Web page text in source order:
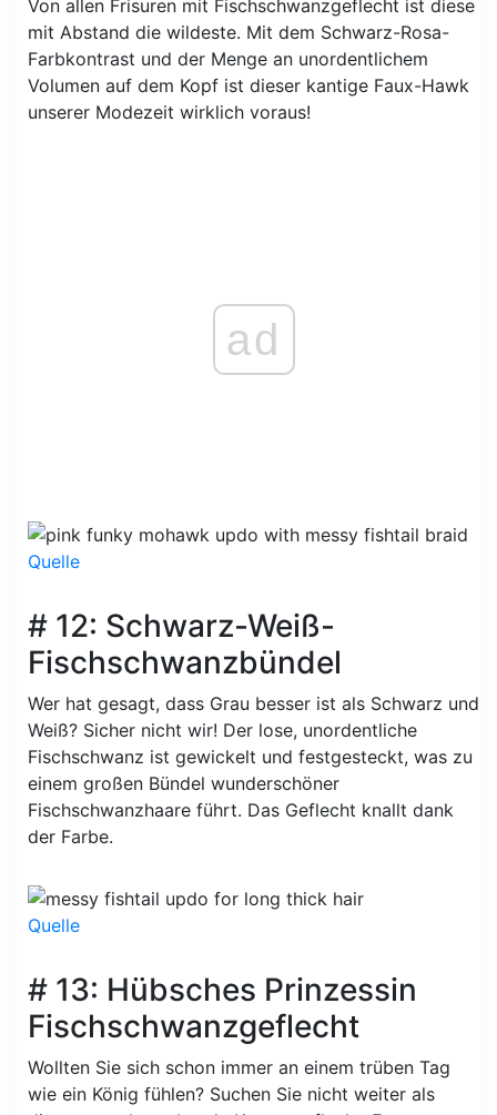
Von allen Frisuren mit Fischschwanzgeflecht ist diese
mit Abstand die wildeste. Mit dem Schwarz-Rosa-
Farbkontrast und der Menge an unordentlichem
Volumen auf dem Kopf ist dieser kantige Faux-Hawk
unserer Modezeit wirklich voraus!
ad
Quelle
# 12: Schwarz-Weiß-
Fischschwanzbündel
Wer hat gesagt, dass Grau besser ist als Schwarz und
Weiß? Sicher nicht wir! Der lose, unordentliche
Fischschwanz ist gewickelt und festgesteckt, was zu
einem großen Bündel wunderschöner
Fischschwanzhaare führt. Das Geflecht knallt dank
der Farbe.
Quelle
# 13: Hübsches Prinzessin
Fischschwanzgeflecht
Wollten Sie sich schon immer an einem trüben Tag
wie ein König fühlen? Suchen Sie nicht weiter als